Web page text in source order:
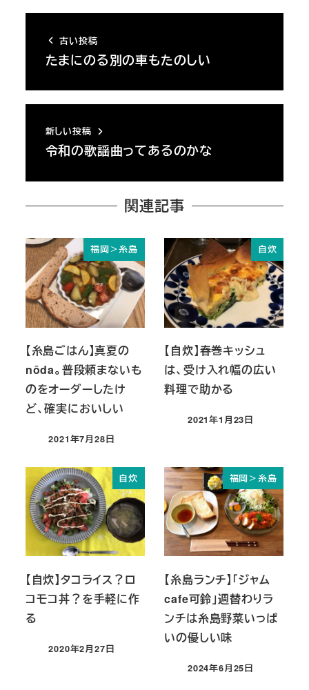
古い投稿
たまにのる別の車もたのしい
新しい投稿
令和の歌謡曲ってあるのかな
関連記事
福岡＞糸島
【糸島ごはん】真夏の
nōda。普段頼まないも
のをオーダーしたけ
ど、確実においしい
投稿日
2021年7月28日
自炊
【自炊】春巻キッシュ
は、受け入れ幅の広い
料理で助かる
投稿日
2021年1月23日
自炊
【自炊】タコライス？ロ
コモコ丼？を手軽に作
る
投稿日
2020年2月27日
福岡＞糸島
【糸島ランチ】「ジャム
cafe可鈴」週替わりラ
ンチは糸島野菜いっぱ
いの優しい味
投稿日
2024年6月25日